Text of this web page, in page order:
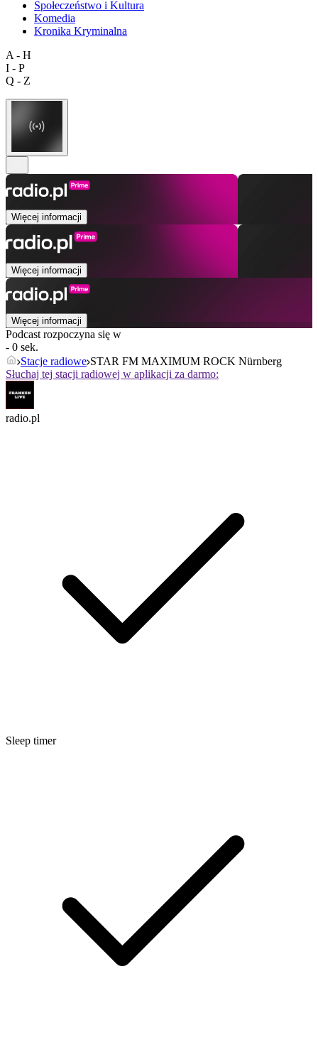
Społeczeństwo i Kultura
Komedia
Kronika Kryminalna
A - H
I - P
Q - Z
Więcej informacji
Więcej informacji
Więcej informacji
Podcast rozpoczyna się w
- 0 sek.
Stacje radiowe STAR FM MAXIMUM ROCK Nürnberg
Słuchaj tej stacji radiowej w aplikacji za darmo:
radio.pl
Sleep timer